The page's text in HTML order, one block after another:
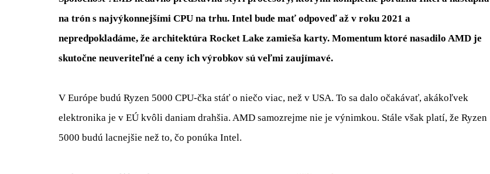
na trón s najvýkonnejšími CPU na trhu. Intel bude mať odpoveď až v roku 2021 a
nepredpokladáme, že architektúra Rocket Lake zamieša karty. Momentum ktoré nasadilo AMD je
skutočne neuveriteľné a ceny ich výrobkov sú veľmi zaujímavé.
V Európe budú Ryzen 5000 CPU-čka stáť o niečo viac, než v USA. To sa dalo očakávať, akákoľvek
elektronika je v EÚ kvôli daniam drahšia. AMD samozrejme nie je výnimkou. Stále však platí, že Ryzen
5000 budú lacnejšie než to, čo ponúka Intel.